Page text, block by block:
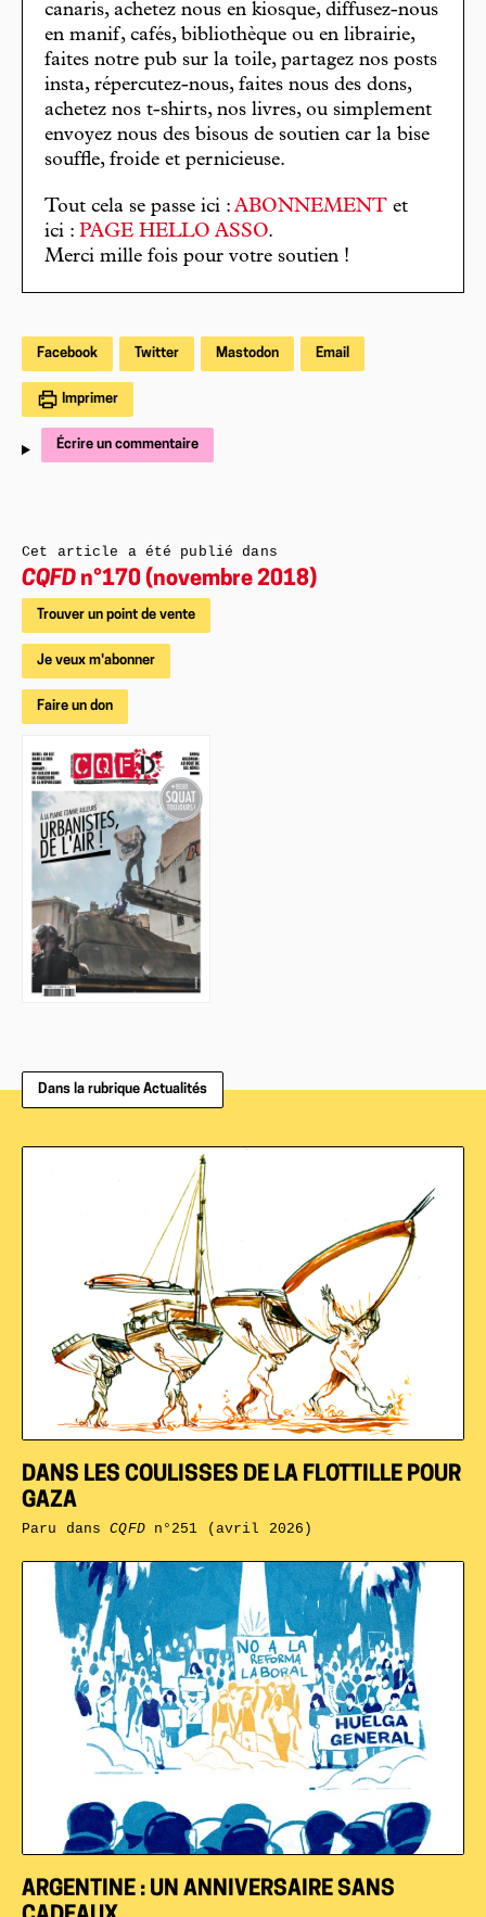
canaris, achetez nous en kiosque, diffusez-nous
en manif, cafés, bibliothèque ou en librairie,
faites notre pub sur la toile, partagez nos posts
insta, répercutez-nous, faites nous des dons,
achetez nos t-shirts, nos livres, ou simplement
envoyez nous des bisous de soutien car la bise
souffle, froide et pernicieuse.
Tout cela se passe ici : ABONNEMENT et
ici : PAGE HELLO ASSO.
Merci mille fois pour votre soutien !
Facebook Twitter Mastodon Email
Imprimer
Écrire un commentaire
Cet article a été publié dans
CQFD n°170 (novembre 2018)
Trouver un point de vente
Je veux m'abonner
Faire un don
Dans la rubrique Actualités
ARGENTINE : UN ANNIVERSAIRE SANS
DANS LES COULISSES DE LA FLOTTILLE POUR
GAZA
Paru dansCQFDn°251 (avril 2026)